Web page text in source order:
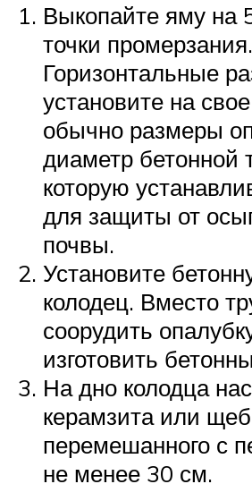
Выкопайте яму на
точки промерзания.
Горизонтальные
установите на
обычно размеры
диаметр бетонной
которую
для защиты от
почвы.
Установите
колодец. Вместо
соорудить
изготовить
На дно колодца
керамзита или
перемешанного с
не менее 30 см.